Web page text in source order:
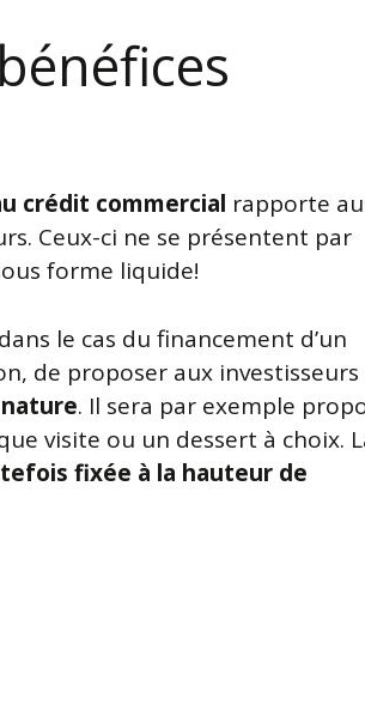
crédit commercial rapporte
Ceux-ci ne se présentent par
forme liquide!
le cas du financement d’un
de proposer aux investisseurs
. Il sera par exemple
visite ou un dessert à choix.
fixée à la hauteur de